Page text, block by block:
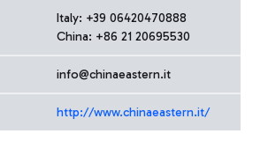
Italy: +39 06420470888
China: +86 21 20695530
info@chinaeastern.it
http://www.chinaeastern.it/